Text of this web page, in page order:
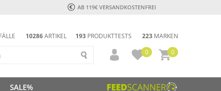
AB 119€ VERSANDKOSTENFREI
193 PRODUKTTESTS 223 MARKEN
10286ARTIKEL
0
0
SALE%